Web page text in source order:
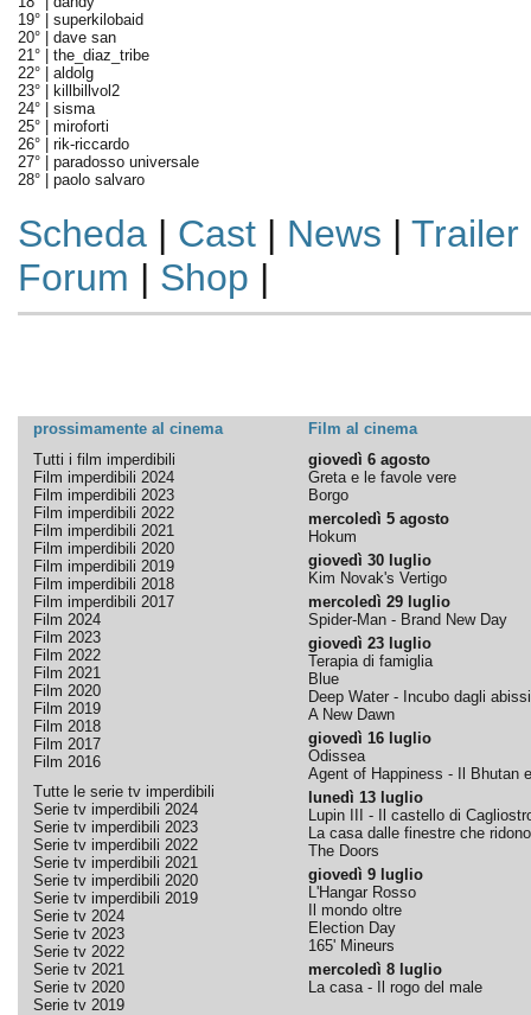
19° | superkilobaid
20° | dave san
21° | the_diaz_tribe
22° | aldolg
23° |
killbillvol2
24° | sisma
25° | miroforti
26° | rik-riccardo
27° | paradosso universale
28° | paolo salvaro
Scheda| Cast| News | Trailer
Forum | Shop |
prossimamente al cinema
Film al cinema
Tutti i film imperdibili
Film imperdibili 2024
Film imperdibili 2023
Film imperdibili 2022
Film imperdibili 2021
Film imperdibili 2020
Film imperdibili 2019
Film imperdibili 2018
Film imperdibili 2017
Film 2024
Film 2023
Film 2022
Film 2021
Film 2020
Film 2019
Film 2018
Film 2017
Film 2016
Tutte le serie tv imperdibili
Serie tv imperdibili 2024
Serie tv imperdibili 2023
Serie tv imperdibili 2022
Serie tv imperdibili 2021
Serie tv imperdibili 2020
Serie tv imperdibili 2019
Serie tv 2024
Serie tv 2023
Serie tv 2022
Serie tv 2021
Serie tv 2020
Serie tv 2019
giovedì 6 agosto
Greta e le favole vere
Borgo
mercoledì 5 agosto
Hokum
giovedì 30 luglio
Kim Novak's Vertigo
mercoledì 29 luglio
Spider-Man - Brand New Day
giovedì 23 luglio
Terapia di famiglia
Blue
Deep Water - Incubo dagli abissi
A New Dawn
giovedì 16 luglio
Odissea
Agent of Happiness - Il Bhutan
lunedì 13 luglio
Lupin III - Il castello di
La casa dalle finestre che ridono
The Doors
giovedì 9 luglio
L'Hangar Rosso
Il mondo oltre
Election Day
165' Mineurs
mercoledì 8 luglio
La casa - Il rogo del male